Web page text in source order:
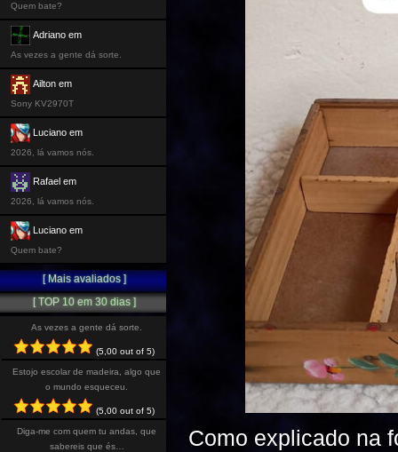
Como explicado na
Quem bate?
Adriano em
As vezes a gente dá sorte.
Ailton em
Sony KV2970T
Luciano em
2026, lá vamos nós.
Rafael em
2026, lá vamos nós.
Luciano em
Quem bate?
[ Mais avaliados ]
[ TOP 10 em 30 dias ]
As vezes a gente dá sorte.
(5,00 out of 5)
Estojo escolar de madeira, algo que
o mundo esqueceu.
(5,00 out of 5)
Diga-me com quem tu andas, que
sabereis que és…